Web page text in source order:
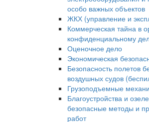
особо важных объектов
ЖКХ (управление и
Коммерческая тайна в
конфиденциальному
Оценочное дело
Экономическая
Безопасность полетов
воздушных судов
Грузоподъемные
Благоустройства и
безопасные методы и
работ